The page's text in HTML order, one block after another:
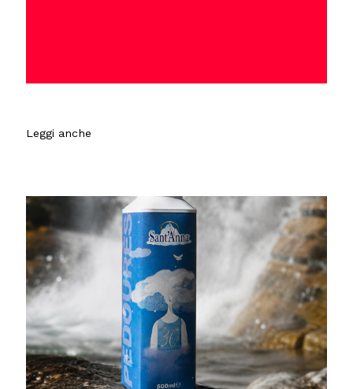
Leggi anche